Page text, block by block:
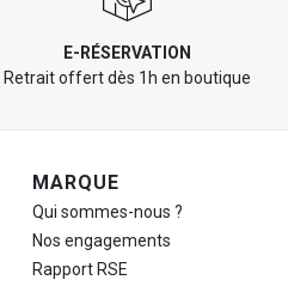
E-RÉSERVATION
Retrait offert dès 1h en boutique
Navigation de pied de page
MARQUE
Qui sommes-nous ?
Nos engagements
Rapport RSE